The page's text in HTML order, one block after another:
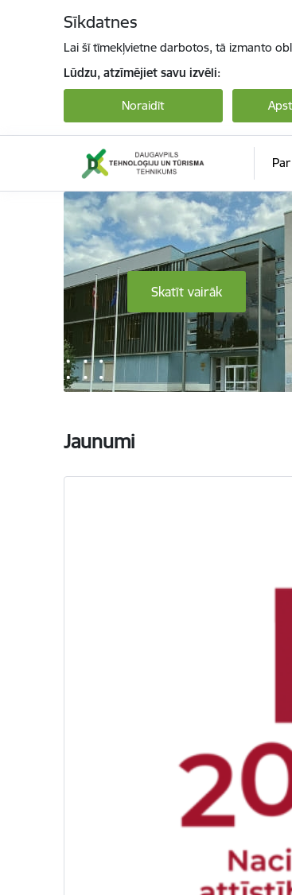
Sīkdatnes
Lai šī tīmekļvietne darbotos, tā izmanto
Lūdzu, atzīmējiet savu izvēli:
Noraidīt
Daugavpils Tehnoloģiju un tūrisma
Skatīt vairāk
Jaunumi